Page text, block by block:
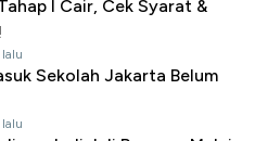
I Cair, Cek Syarat &
Sekolah Jakarta Belum